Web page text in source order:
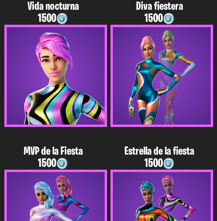
Vida nocturna
1500
Diva fiestera
1500
MVP de la Fiesta
1500
Estrella de la fiesta
1500